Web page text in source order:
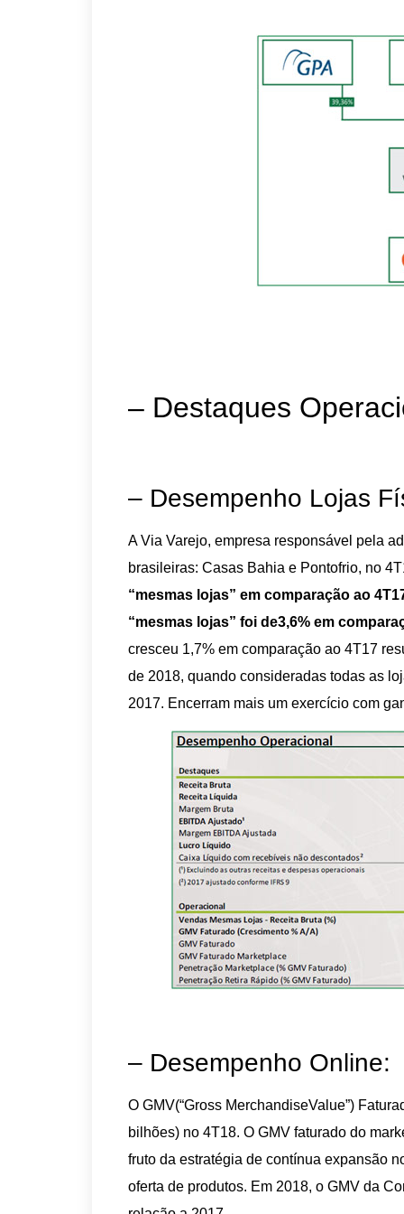
– Destaques
– Desempenho Lojas
A Via Varejo, empresa responsável pela
brasileiras: Casas Bahia e Pontofrio, no
“mesmas lojas” em comparação ao
“mesmas lojas” foi de3,6% em
cresceu 1,7% em comparação ao 4T17
de 2018, quando consideradas todas as
2017. Encerram mais um exercício com
– Desempenho Online:
O GMV(“Gross MerchandiseValue”)
bilhões) no 4T18. O GMV faturado do
fruto da estratégia de contínua expansão
oferta de produtos. Em 2018, o GMV da